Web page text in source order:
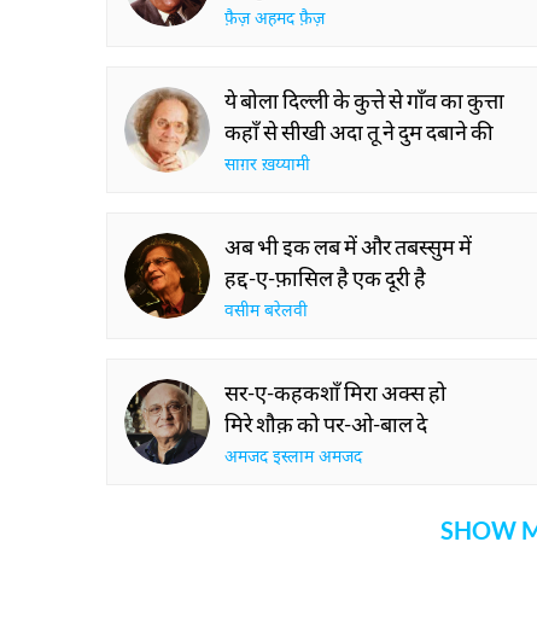
फ़ैज़ अहमद फ़ैज़
ये बोला दिल्ली के कुत्ते से गाँव का कुत्ता
कहाँ से सीखी अदा तू ने दुम दबाने की
साग़र ख़य्यामी
अब भी इक लब में और तबस्सुम में
हद्द-ए-फ़ासिल है एक दूरी है
वसीम बरेलवी
सर-ए-कहकशाँ मिरा अक्स हो
मिरे शौक़ को पर-ओ-बाल दे
अमजद इस्लाम अमजद
SHOW